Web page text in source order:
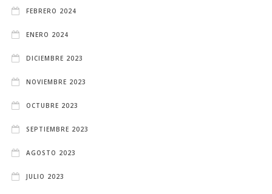
FEBRERO 2024
ENERO 2024
DICIEMBRE 2023
NOVIEMBRE 2023
OCTUBRE 2023
SEPTIEMBRE 2023
AGOSTO 2023
JULIO 2023